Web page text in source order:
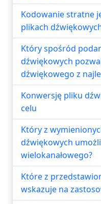
Kodowanie stratne
plikach
Który spośród
dźwiękowych
dźwiękowego z
Konwersję pliku
celu
Który z
dźwiękowych
wielokanałowego?
Które z
wskazuje na